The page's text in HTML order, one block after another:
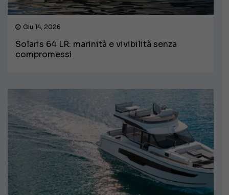
Giu 14, 2026
Solaris 64 LR: marinità e vivibilità senza
compromessi